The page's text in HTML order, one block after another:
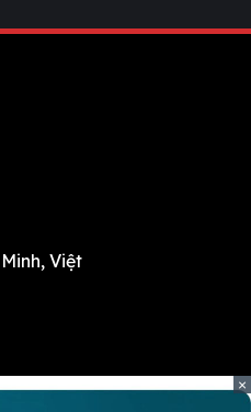
Việt
×